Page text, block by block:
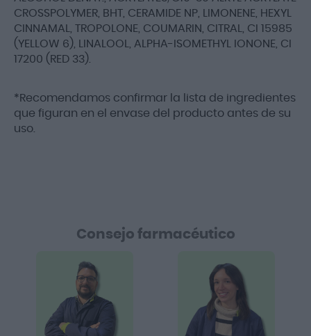
CROSSPOLYMER, BHT, CERAMIDE NP, LIMONENE, HEXYL
CINNAMAL, TROPOLONE, COUMARIN, CITRAL, CI 15985
(YELLOW 6), LINALOOL, ALPHA-ISOMETHYL IONONE, CI
17200 (RED 33).
*Recomendamos confirmar la lista de ingredientes
que figuran en el envase del producto antes de su
uso.
Consejo farmacéutico